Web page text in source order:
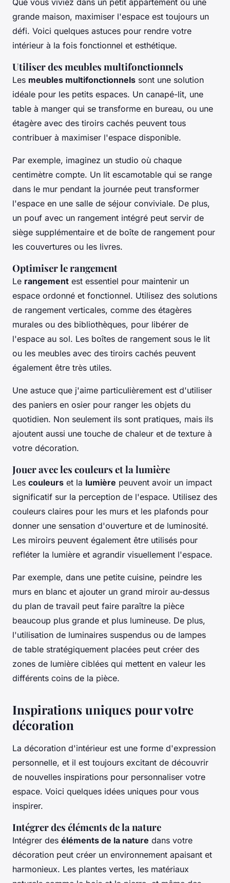
grande maison, maximiser l'espace est toujours un
défi. Voici quelques astuces pour rendre votre
intérieur à la fois fonctionnel et esthétique.
Utiliser des meubles multifonctionnels
Les meubles multifonctionnels sont une solution
idéale pour les petits espaces. Un canapé-lit, une
table à manger qui se transforme en bureau, ou une
étagère avec des tiroirs cachés peuvent tous
contribuer à maximiser l'espace disponible.
Par exemple, imaginez un studio où chaque
centimètre compte. Un lit escamotable qui se range
dans le mur pendant la journée peut transformer
l'espace en une salle de séjour conviviale. De plus,
un pouf avec un rangement intégré peut servir de
siège supplémentaire et de boîte de rangement pour
les couvertures ou les livres.
Optimiser le rangement
Le rangement est essentiel pour maintenir un
espace ordonné et fonctionnel. Utilisez des solutions
de rangement verticales, comme des étagères
murales ou des bibliothèques, pour libérer de
l'espace au sol. Les boîtes de rangement sous le lit
ou les meubles avec des tiroirs cachés peuvent
également être très utiles.
Une astuce que j'aime particulièrement est d'utiliser
des paniers en osier pour ranger les objets du
quotidien. Non seulement ils sont pratiques, mais ils
ajoutent aussi une touche de chaleur et de texture à
votre décoration.
Jouer avec les couleurs et la lumière
Les couleurs et la lumière peuvent avoir un impact
significatif sur la perception de l'espace. Utilisez des
couleurs claires pour les murs et les plafonds pour
donner une sensation d'ouverture et de luminosité.
Les miroirs peuvent également être utilisés pour
refléter la lumière et agrandir visuellement l'espace.
Par exemple, dans une petite cuisine, peindre les
murs en blanc et ajouter un grand miroir au-dessus
du plan de travail peut faire paraître la pièce
beaucoup plus grande et plus lumineuse. De plus,
l'utilisation de luminaires suspendus ou de lampes
de table stratégiquement placées peut créer des
zones de lumière ciblées qui mettent en valeur les
différents coins de la pièce.
Inspirations uniques pour votre
décoration
La décoration d'intérieur est une forme d'expression
personnelle, et il est toujours excitant de découvrir
de nouvelles inspirations pour personnaliser votre
espace. Voici quelques idées uniques pour vous
inspirer.
Intégrer des éléments de la nature
Intégrer des éléments de la nature dans votre
décoration peut créer un environnement apaisant et
harmonieux. Les plantes vertes, les matériaux